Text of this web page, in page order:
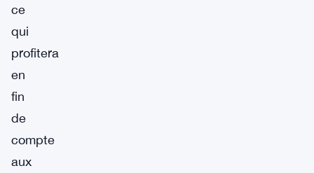
ce
qui
profitera
en
fin
de
compte
aux